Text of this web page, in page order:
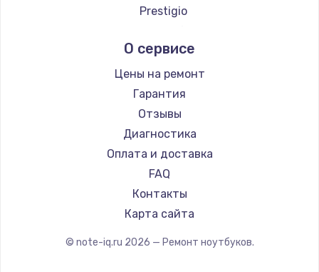
Ремонт ноутбуков Google
Ремонт ноутбуков Ardor
Ремонт ноутбуков Predator
Ремонт ноутбуков iru
Ремонт ноутбуков Machenike
Ремонт ноутбуков DEXP
Ремонт ноутбуков Teclast
Ремонт ноутбуков CHUWI
Ремонт ноутбуков Colorful
Prestigio
Alienware
Aquarius
Gigabyte
Aorus
Maibenben
Getac
Epson
Philips
LG
О сервисе
Цены на ремонт
Гарантия
Отзывы
Диагностика
Оплата и доставка
FAQ
Контакты
Карта сайта
© note-iq.ru 2026 — Ремонт ноутбуков.